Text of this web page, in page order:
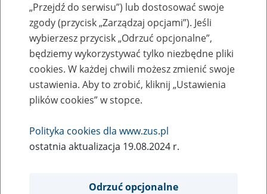
Konferencja naukowa „Obywatele
Ukrainy w polskim systemie
ubezpieczeń społecznych. Aspekty
prawne, demograficzne,
„Przejdź do serwisu”) lub dostosować swoje
zgody (przycisk „Zarządzaj opcjami”). Jeśli
wybierzesz przycisk „Odrzuć opcjonalne”,
będziemy wykorzystywać tylko niezbędne pliki
cookies. W każdej chwili możesz zmienić swoje
ustawienia. Aby to zrobić, kliknij „Ustawienia
plików cookies” w stopce.
Polityka cookies dla www.zus.pl
ostatnia aktualizacja 19.08.2024 r.
Odrzuć opcjonalne